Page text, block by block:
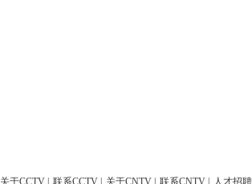
关于CCTV 联系CCTV 关于CNTV 联系CNTV 人才招聘